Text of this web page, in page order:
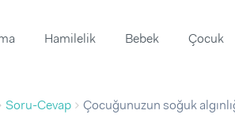
Hamilelik Bebek Çocuk
Soru-Cevap Çocuğunuzun soğuk